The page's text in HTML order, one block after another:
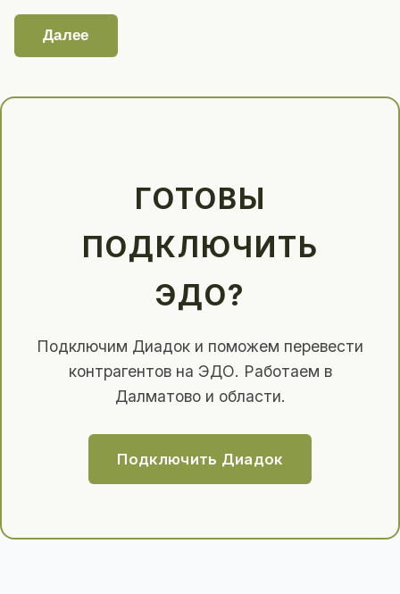
Далее
ГОТОВЫ
ПОДКЛЮЧИТЬ
ЭДО?
Подключим Диадок и поможем перевести
контрагентов на ЭДО. Работаем в
Далматово и области.
Подключить Диадок